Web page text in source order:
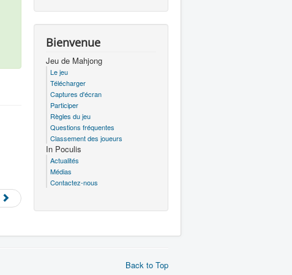
Bienvenue
Jeu de Mahjong
Le jeu
Télécharger
Captures d'écran
Participer
Règles du jeu
Questions fréquentes
Classement des joueurs
In Poculis
Actualités
Médias
Contactez-nous
Back to Top